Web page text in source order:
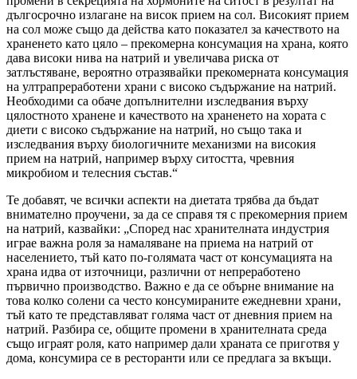
дългосрочно излагане на висок прием на сол. Високият прием
на сол може също да действа като показател за качеството на
храненето като цяло – прекомерна консумация на храна, която
дава високи нива на натрий и увеличава риска от
затлъстяване, вероятно отразявайки прекомерната консумация
на ултрапреработени храни с високо съдържание на натрий.
Необходими са обаче допълнителни изследвания върху
цялостното хранене и качеството на храненето на хората с
диети с високо съдържание на натрий, но също така и
изследвания върху биологичните механизми на високия
прием на натрий, например върху ситостта, чревния
микробиом и телесния състав.“
Те добавят, че всички аспекти на диетата трябва да бъдат
внимателно проучени, за да се справя тя с прекомерния прием
на натрий, казвайки: „Според нас хранителната индустрия
играе важна роля за намаляване на приема на натрий от
населението, тъй като по-голямата част от консумацията на
храна идва от източници, различни от непреработено
първично производство. Важно е да се обърне внимание на
това колко солени са често консумираните ежедневни храни,
тъй като те представляват голяма част от дневния прием на
натрий. Разбира се, общите промени в хранителната среда
също играят роля, като например дали храната се приготвя у
дома, консумира се в ресторанти или се предлага за вкъщи.